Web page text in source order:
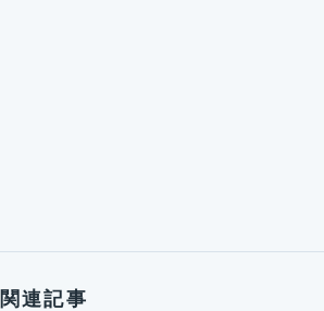
関連記事